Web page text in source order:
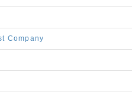
Company